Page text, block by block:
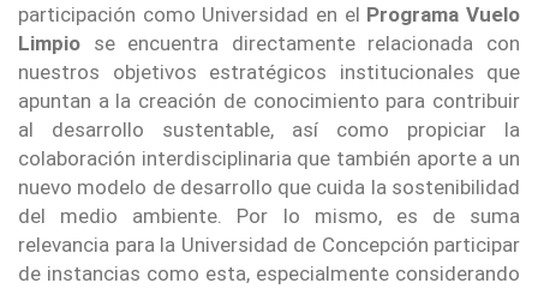
participación como Universidad en el Programa Vuelo
Limpio se encuentra directamente relacionada con
nuestros objetivos estratégicos institucionales que
apuntan a la creación de conocimiento para contribuir
al desarrollo sustentable, así como propiciar la
colaboración interdisciplinaria que también aporte a un
nuevo modelo de desarrollo que cuida la sostenibilidad
del medio ambiente. Por lo mismo, es de suma
relevancia para la Universidad de Concepción participar
de instancias como esta, especialmente considerando